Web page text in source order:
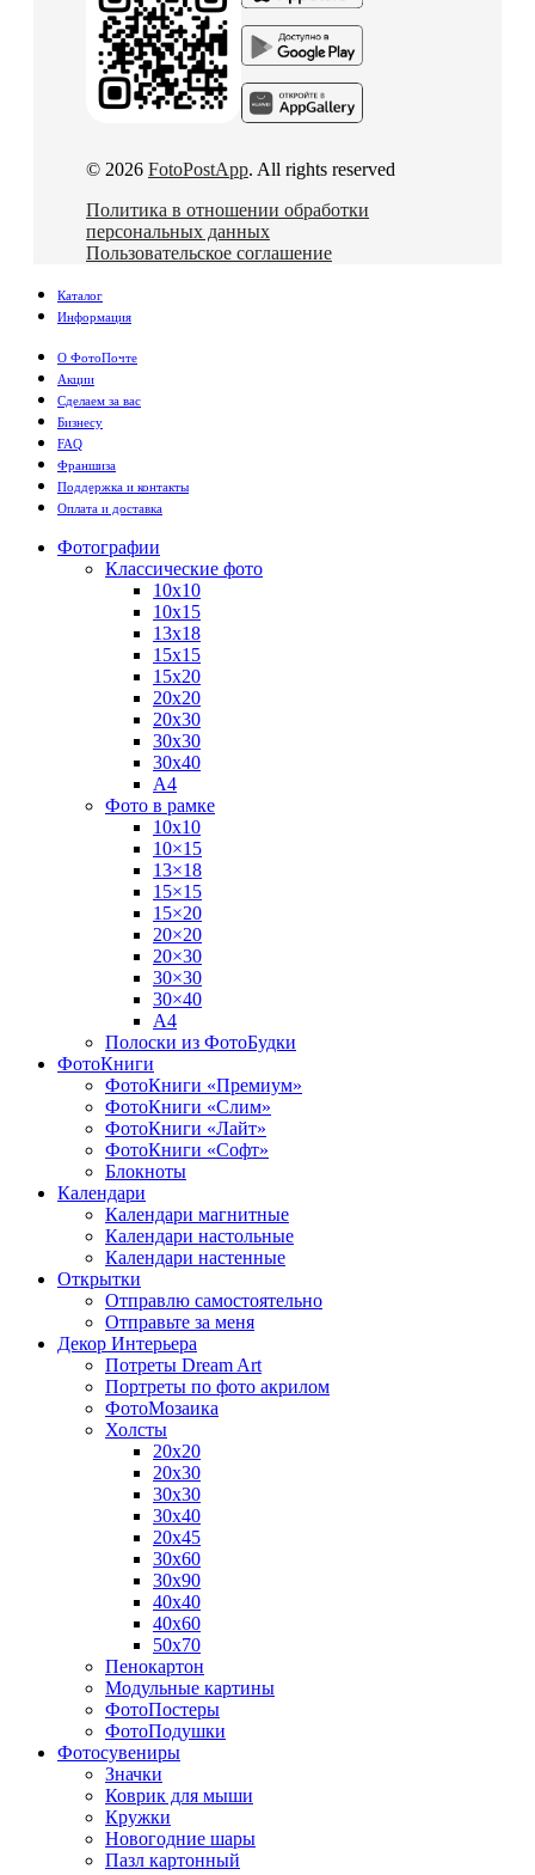
© 2026 FotoPostApp. All rights reserved
Политика в отношении обработки
персональных данных
Пользовательское соглашение
Каталог
Информация
О ФотоПочте
Акции
Сделаем за вас
Бизнесу
FAQ
Франшиза
Поддержка и контакты
Оплата и доставка
Фотографии
Классические фото
10х10
10х15
13х18
15х15
15х20
20х20
20х30
30х30
30х40
А4
Фото в рамке
10х10
10×15
13×18
15×15
15×20
20×20
20×30
30×30
30×40
A4
Полоски из ФотоБудки
ФотоКниги
ФотоКниги «Премиум»
ФотоКниги «Слим»
ФотоКниги «Лайт»
ФотоКниги «Софт»
Блокноты
Календари
Календари магнитные
Календари настольные
Календари настенные
Открытки
Отправлю самостоятельно
Отправьте за меня
Декор Интерьера
Потреты Dream Art
Портреты по фото акрилом
ФотоМозаика
Холсты
20х20
20х30
30х30
30х40
20х45
30х60
30х90
40х40
40х60
50х70
Пенокартон
Модульные картины
ФотоПостеры
ФотоПодушки
Фотоcувениры
Значки
Коврик для мыши
Кружки
Новогодние шары
Пазл картонный